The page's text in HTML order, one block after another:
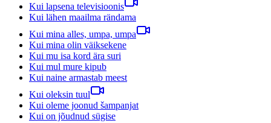
Kui lapsena televisioonis
Kui lähen maailma rändama
Kui mina alles, umpa, umpa
Kui mina olin väiksekene
Kui mu isa kord ära suri
Kui mul mure kipub
Kui naine armastab meest
Kui oleksin tuul
Kui oleme joonud šampanjat
Kui on jõudnud sügise